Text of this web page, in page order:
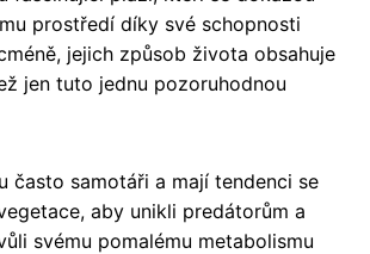
prostředí díky své schopnosti
jejich způsob života obsahuje
jen tuto jednu pozoruhodnou
často samotáři a mají tendenci se
aby unikli predátorům a
svému pomalému metabolismu